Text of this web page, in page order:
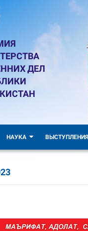
ДЕЛ
НАУКА ВЫСТУПЛЕНИЯ